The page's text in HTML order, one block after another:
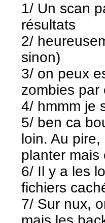
1/ Un scan
résultats
2/
sinon)
3/ on peux
zombies par
4/ hmmm je
5/ ben ca
loin. Au
planter mais
6/ Il y a les
fichiers
7/ Sur nux,